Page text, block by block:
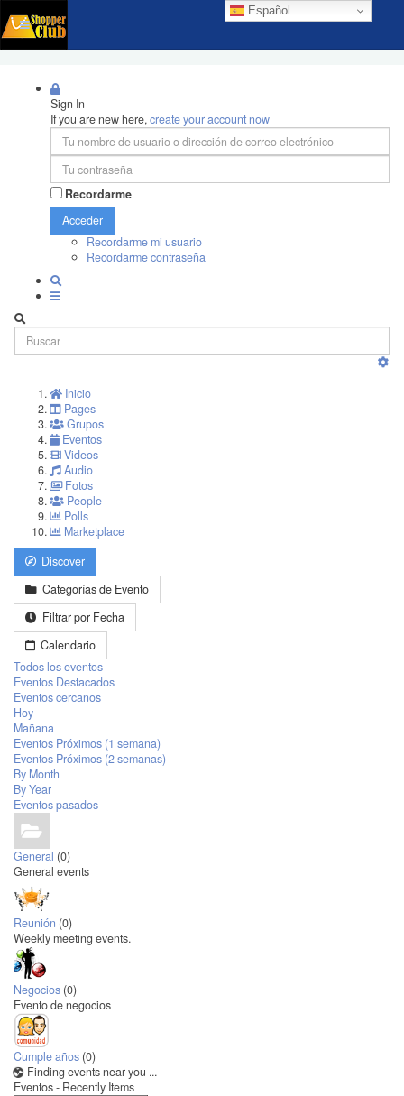
Español
Sign In
If you are new here,create your account now
Recordarme
Acceder
Recordarme mi usuario
Recordarme contraseña
Inicio
Pages
Grupos
Eventos
Videos
Audio
Fotos
People
Polls
Marketplace
Discover
Categorías de Evento
Filtrar por Fecha
Calendario
Todos los eventos
Eventos Destacados
Eventos cercanos
Hoy
Mañana
Eventos Próximos (1 semana)
Eventos Próximos (2 semanas)
By Month
By Year
Eventos pasados
General (0)
General events
Reunión (0)
Weekly meeting events.
Negocios (0)
Evento de negocios
Cumple años (0)
Finding events near you ...
Eventos - Recently Items